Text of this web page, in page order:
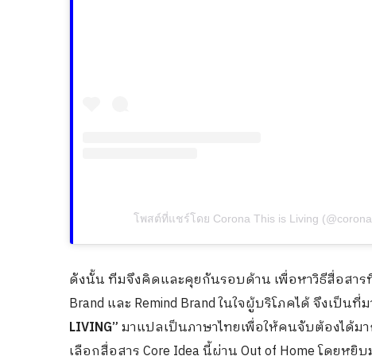
โพสต์ที่แชร์โดย Corona This is Living
ดังนั้น ทีมจึงคิดและคุยกันรอบด้าน เพื่อหาวิธีสื่อสา
Brand และ Remind Brand ในใจผู้บริโภคได้ จึงเป็น
LIVING”มาแปลเป็นภาษาไทยเพื่อให้คนจับต้องได้ม